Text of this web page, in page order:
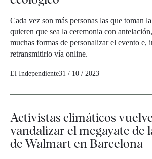
Cada vez son más personas las que toman
quieren que sea la ceremonia con
muchas formas de personalizar el evento e,
retransmitirlo vía online.
El Independiente31 / 10 / 2023
Activistas climáticos
vandalizar el megayate de
de Walmart en Barcelona